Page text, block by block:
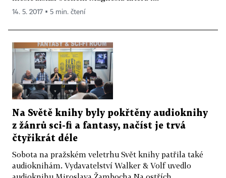
14. 5. 2017 ▪ 5 min. čtení
Na Světě knihy byly pokřtěny audioknihy
z žánrů sci-fi a fantasy, načíst je trvá
čtyřikrát déle
Sobota na pražském veletrhu Svět knihy patřila také
audioknihám. Vydavatelství Walker & Volf uvedlo